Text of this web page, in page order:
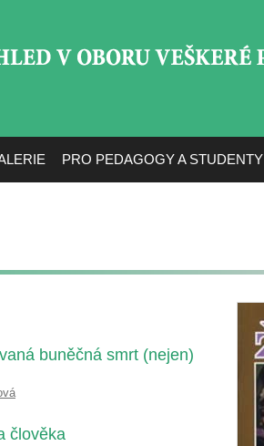
PRO PEDAGOGY A STUDENTY
buněčná smrt (nejen)
člověka